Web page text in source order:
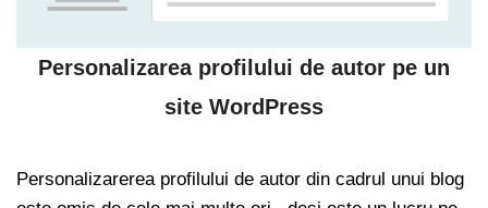
Personalizarea profilului de autor pe un
site WordPress
Personalizarerea profilului de autor din cadrul unui blog